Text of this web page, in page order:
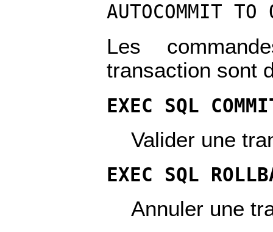
AUTOCOMMIT TO
Les
transaction sont
EXEC SQL
Valider une
EXEC SQL
Annuler une